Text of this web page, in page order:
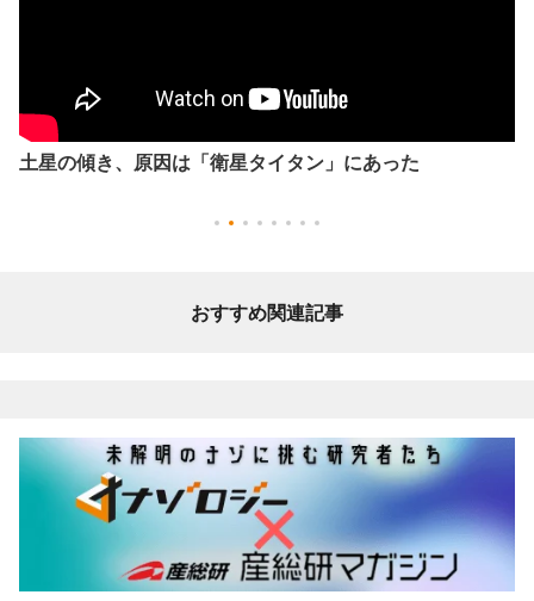
土星の傾き、原因は「衛星タイタン」にあった
おすすめ関連記事